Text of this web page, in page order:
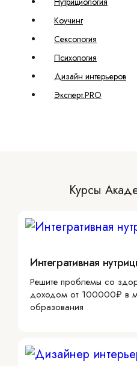
Коучинг
Сексология
Психология
Дизайн интерьеров
Эксперт.PRO
Курсы
Интегративная
Решите проблемы со
доходом от 100000₽ в
образования